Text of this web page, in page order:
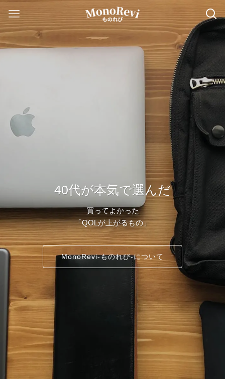
40代が本気で選んだ
買ってよかった
「QOLが上がるもの」
MonoRevi-ものれび-について